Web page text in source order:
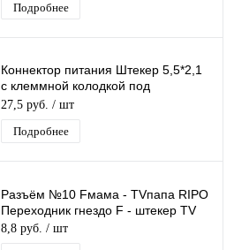
Подробнее
Коннектор питания Штекер 5,5*2,1
с клеммной колодкой под
винт,переходник разъем питания
папа 2.1х5.5
27,5 руб. / шт
Подробнее
Разъём №10 Fмама - TVпапа RIPO
Переходник гнездо F - штекер TV
8,8 руб. / шт